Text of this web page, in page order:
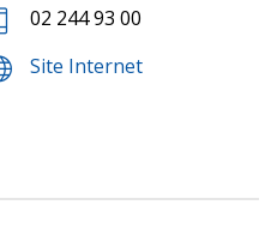
02 244 93 00
Site Internet